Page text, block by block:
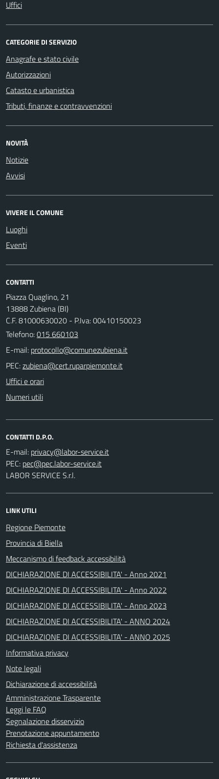
Uffici
CATEGORIE DI SERVIZIO
Anagrafe e stato civile
Autorizzazioni
Catasto e urbanistica
Tributi, finanze e contravvenzioni
NOVITÀ
Notizie
Avvisi
VIVERE IL COMUNE
Luoghi
Eventi
CONTATTI
Piazza Quaglino, 21
13888 Zubiena (BI)
C.F. 81000630020 - P.Iva: 00410150023
Telefono:015 660103
E-mail:
PEC:
Uffici e orari
Numeri utili
CONTATTI D.P.O.
E-mail:
PEC:
LABOR SERVICE S.r.l.
LINK UTILI
Regione Piemonte
Provincia di Biella
Meccanismo di feedback accessibilità
DICHIARAZIONE DI ACCESSIBILITA' - Anno 2021
DICHIARAZIONE DI ACCESSIBILITA' - Anno 2022
DICHIARAZIONE DI ACCESSIBILITA' - Anno 2023
DICHIARAZIONE DI ACCESSIBILITA' - ANNO 2024
DICHIARAZIONE DI ACCESSIBILITA' - ANNO 2025
Informativa privacy
Note legali
Dichiarazione di accessibilità
Amministrazione Trasparente
Leggi le FAQ
Segnalazione disservizio
Prenotazione appuntamento
Richiesta d'assistenza